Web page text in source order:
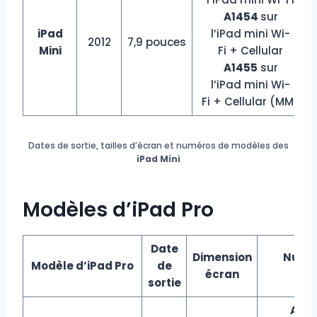
iPad
Mini
2012 7,9 pouces
A1454 sur
l’iPad mini Wi-
Fi + Cellular
A1455 sur
l’iPad mini Wi-
Fi + Cellular (MM)
Dates de sortie, tailles d’écran et numéros de modèles des
iPad Mini
Modèles d’iPad Pro
Modèle d’iPad Pro
Date
de
sortie
Dimension
écran